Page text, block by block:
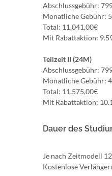
Abschlussgebühr:
Monatliche Gebühr:
Total: 11.041,00€
Mit Rabattaktion:
Teilzeit II (24M)
Abschlussgebühr:
Monatliche Gebühr:
Total: 11.575,00€
Mit Rabattaktion:
Dauer des
Je nach Zeitmodell
Kostenlose